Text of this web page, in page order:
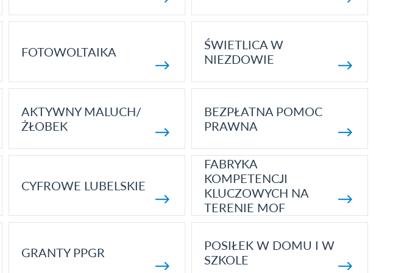
FOTOWOLTAIKA
ŚWIETLICA W
NIEZDOWIE
AKTYWNY MALUCH/
ŻŁOBEK
BEZPŁATNA POMOC
PRAWNA
CYFROWE LUBELSKIE
FABRYKA
KOMPETENCJI
KLUCZOWYCH NA
TERENIE MOF
GRANTY PPGR
POSIŁEK W DOMU I W
SZKOLE